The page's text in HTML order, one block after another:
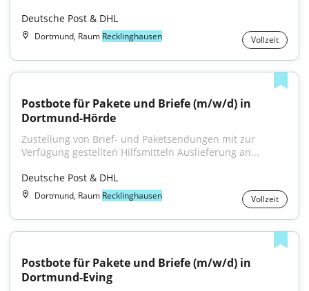
Deutsche Post & DHL
Dortmund, Raum Recklinghausen Vollzeit
Postbote für Pakete und Briefe (m/w/d) in
Dortmund-Hörde
Zustellung von Brief- und Paketsendungen mit zur
Verfügung gestellten Hilfsmitteln Auslieferung an...
Deutsche Post & DHL
Dortmund, Raum Recklinghausen Vollzeit
Postbote für Pakete und Briefe (m/w/d) in
Dortmund-Eving